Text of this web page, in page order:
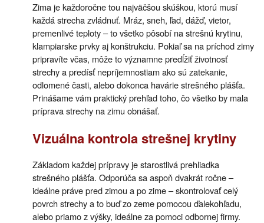
Zima je každoročne tou najväčšou skúškou, ktorú musí
každá strecha zvládnuť. Mráz, sneh, ľad, dážď, vietor,
premenlivé teploty – to všetko pôsobí na strešnú krytinu,
klampiarske prvky aj konštrukciu. Pokiaľ sa na príchod zimy
pripravíte včas, môže to významne predĺžiť životnosť
strechy a predísť nepríjemnostiam ako sú zatekanie,
odlomené časti, alebo dokonca havárie strešného plášťa.
Prinášame vám praktický prehľad toho, čo všetko by mala
príprava strechy na zimu obnášať.
Vizuálna kontrola strešnej krytiny
Základom každej prípravy je starostlivá prehliadka
strešného plášťa. Odporúča sa aspoň dvakrát ročne –
ideálne práve pred zimou a po zime – skontrolovať celý
povrch strechy a to buď zo zeme pomocou ďalekohľadu,
alebo priamo z výšky, ideálne za pomoci odbornej firmy.